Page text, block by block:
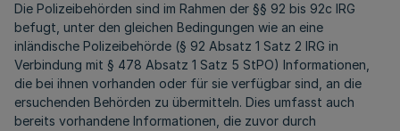
Die Polizeibehörden sind im Rahmen der §§ 92 bis 92c IRG
befugt, unter den gleichen Bedingungen wie an eine
inländische Polizeibehörde (§ 92 Absatz 1 Satz 2 IRG in
Verbindung mit § 478 Absatz 1 Satz 5 StPO) Informationen,
die bei ihnen vorhanden oder für sie verfügbar sind, an die
ersuchenden Behörden zu übermitteln. Dies umfasst auch
bereits vorhandene Informationen, die zuvor durch